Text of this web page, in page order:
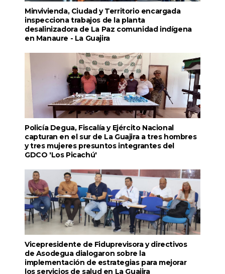
Minvivienda, Ciudad y Territorio encargada
inspecciona trabajos de la planta
desalinizadora de La Paz comunidad indígena
en Manaure - La Guajira
Policía Degua, Fiscalía y Ejército Nacional
capturan en el sur de La Guajira a tres hombres
y tres mujeres presuntos integrantes del
GDCO 'Los Picachú'
Vicepresidente de Fiduprevisora y directivos
de Asodegua dialogaron sobre la
implementación de estrategias para mejorar
los servicios de salud en La Guajira